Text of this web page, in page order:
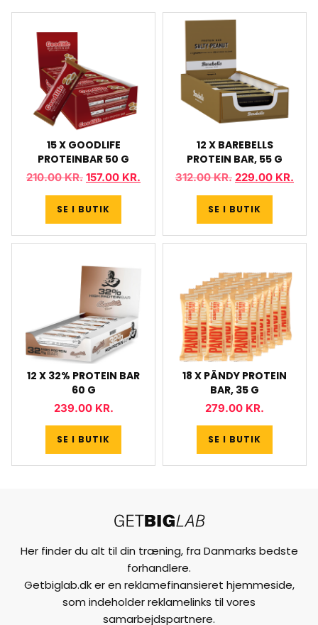
15 X GOODLIFE
PROTEINBAR 50 G
210.00KR. 157.00 KR.
SE I BUTIK
12 X BAREBELLS
PROTEIN BAR, 55 G
312.00KR. 229.00 KR.
SE I BUTIK
12 X 32% PROTEIN BAR
60 G
239.00 KR.
SE I BUTIK
18 X PÄNDY PROTEIN
BAR, 35 G
279.00 KR.
SE I BUTIK
Her finder du alt til din træning, fra Danmarks bedste
forhandlere.
Getbiglab.dk er en reklamefinansieret hjemmeside,
som indeholder reklamelinks til vores
samarbejdspartnere.